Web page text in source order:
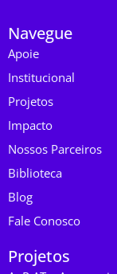
Apoie
Institucional
Projetos
Impacto
Nossos Parceiros
Biblioteca
Blog
Fale Conosco
AnP AT – Assessoria